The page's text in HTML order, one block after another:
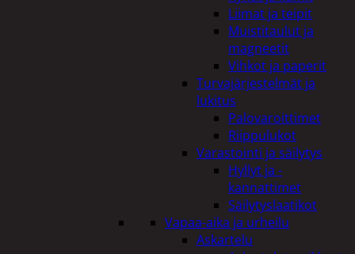
Liimat ja teipit
Muistitaulut ja
magneetit
Vihkot ja paperit
Turvajärjestelmät ja
lukitus
Palovaroittimet
Riippulukot
Varastointi ja säilytys
Hyllyt ja -
kannattimet
Säilytyslaatikot
Vapaa-aika ja urheilu
Askartelu